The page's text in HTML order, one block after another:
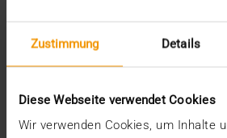
Zustimmung Details
Diese Webseite verwendet Cookies
Wir verwenden Cookies, um Inhalte
KOLUMNE
Der Assistent auf dem
15.01.2026
Mehrere europäische Teams der